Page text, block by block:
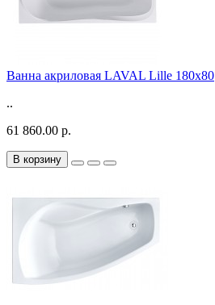
Ванна акриловая LAVAL Lille 180x80
..
61 860.00 р.
В корзину